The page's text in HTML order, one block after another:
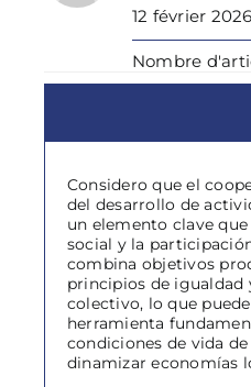
12 février
Nombre
Considero que el
del desarrollo de
un elemento clave
social y la
combina objetivos
principios de igualdad
colectivo, lo que
herramienta
condiciones de vida
dinamizar economías